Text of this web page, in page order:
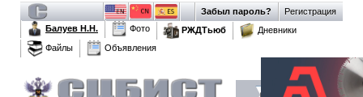
Регистрация
Забыл пароль?
Балуев Н.Н.
Фото РЖДТьюб
Дневники
Файлы
Объявления